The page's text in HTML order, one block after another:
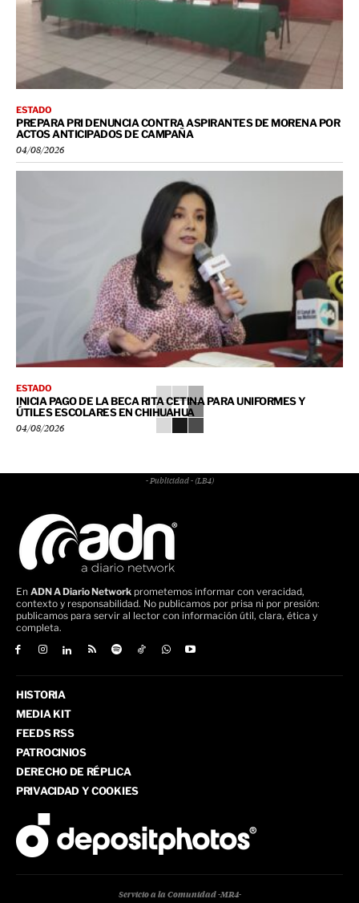
ESTADO
PREPARA PRI DENUNCIA CONTRA ASPIRANTES DE MORENA POR
ACTOS ANTICIPADOS DE CAMPAÑA
04/08/2026
ESTADO
INICIA PAGO DE LA BECA RITA CETINA PARA UNIFORMES Y
ÚTILES ESCOLARES EN CHIHUAHUA
04/08/2026
- Publicidad - (LB4)
En ADN A Diario Network prometemos informar con veracidad,
contexto y responsabilidad. No publicamos por prisa ni por presión:
publicamos para servir al lector con información útil, clara, ética y
completa.
HISTORIA
MEDIA KIT
FEEDS RSS
PATROCINIOS
DERECHO DE RÉPLICA
PRIVACIDAD Y COOKIES
Servicio a la Comunidad -MR4-